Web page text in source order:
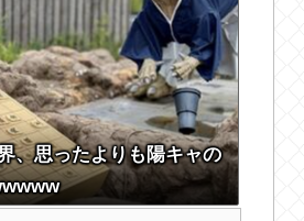
、思ったよりも陽キャの